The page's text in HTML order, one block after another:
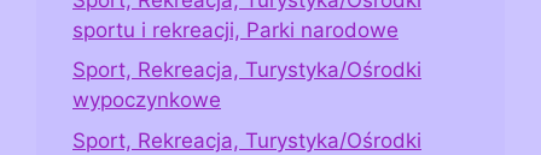
sportu i rekreacji, Parki narodowe
Sport, Rekreacja, Turystyka/Ośrodki
wypoczynkowe
Sport, Rekreacja, Turystyka/Ośrodki